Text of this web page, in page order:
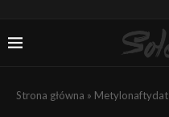
Strona główna » Metylonaftydat